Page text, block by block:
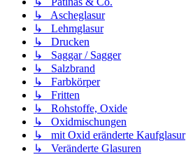
↳ Ascheglasur
↳ Lehmglasur
↳ Drucken
↳ Saggar / Sagger
↳ Salzbrand
↳ Farbkörper
↳ Fritten
↳ Rohstoffe, Oxide
↳ Oxidmischungen
↳ mit Oxid eränderte Kaufglasur
↳ Veränderte Glasuren